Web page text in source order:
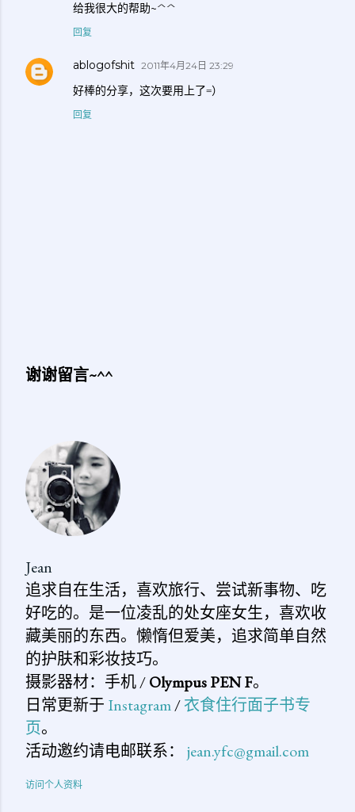
给我很大的帮助~^^
回复
ablogofshit 2011年4月24日 23:29
好棒的分享，这次要用上了=）
回复
论
谢谢留言~^^
Jean
追求自在生活，喜欢旅行、尝试新事物、吃
好吃的。是一位凌乱的处女座女生，喜欢收
藏美丽的东西。懒惰但爱美，追求简单自然
的护肤和彩妆技巧。
摄影器材：手机 /Olympus PEN F。
日常更新于 Instagram/衣食住行面子书专
页。
活动邀约请电邮联系： jean.yfc@gmail.com
访问个人资料